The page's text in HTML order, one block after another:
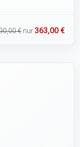
€ nur363,00 €